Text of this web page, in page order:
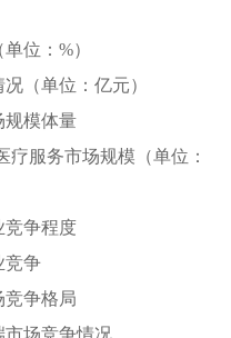
位：%）
（单位：亿元）
规模体量
疗服务市场规模（单位：
竞争程度
竞争
竞争格局
市场竞争情况